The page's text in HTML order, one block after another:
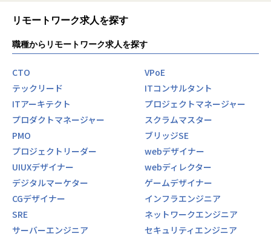
リモートワーク求人を探す
職種からリモートワーク求人を探す
CTO
VPoE
テックリード
ITコンサルタント
ITアーキテクト
プロジェクトマネージャー
プロダクトマネージャー
スクラムマスター
PMO
ブリッジSE
プロジェクトリーダー
webデザイナー
UIUXデザイナー
webディレクター
デジタルマーケター
ゲームデザイナー
CGデザイナー
インフラエンジニア
SRE
ネットワークエンジニア
サーバーエンジニア
セキュリティエンジニア